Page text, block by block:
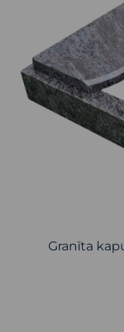
Granīta